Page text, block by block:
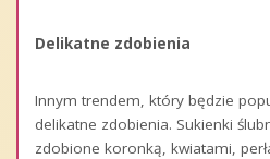
Delikatne zdobienia
Innym trendem, który będzie
delikatne zdobienia. Sukienki
zdobione koronką, kwiatami,